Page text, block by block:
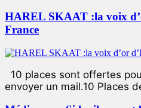
HAREL SKAAT :la voix
France
10 places sont offertes
envoyer un mail.10 Places